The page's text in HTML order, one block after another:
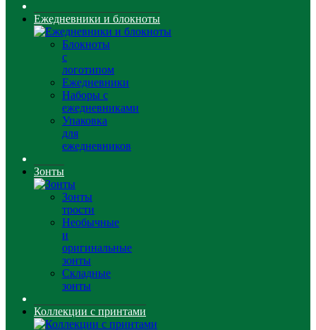
Ежедневники и блокноты
Блокноты
с
логотипом
Ежедневники
Наборы с
ежедневниками
Упаковка
для
ежедневников
Зонты
Зонты
трости
Необычные
и
оригинальные
зонты
Складные
зонты
Коллекции с принтами